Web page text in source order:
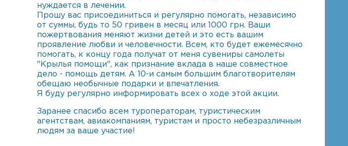
нуждается в лечении.
Прошу вас присоединиться и регулярно помогать, независимо
от суммы, будь то 50 гривен в месяц или 1000 грн. Ваши
пожертвования меняют жизни детей и это есть вашим
проявление любви и человечности. Всем, кто будет ежемесячно
помогать, к концу года получат от меня сувениры самолеты
"Крылья помощи", как признание вклада в наше совместное
дело - помощь детям. А 10-и самым большим благотворителям
обещаю необычные подарки и впечатления.
Я буду регулярно информировать всех о ходе этой акции.
Заранее спасибо всем туроператорам, туристическим
агентствам, авиакомпаниям, туристам и просто небезразличным
людям за ваше участие!